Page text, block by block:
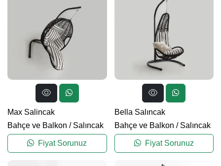
Max Salincak
Bahçe ve Balkon / Salıncak
Fiyat Sorunuz
Bella Salıncak
Bahçe ve Balkon / Salıncak
Fiyat Sorunuz